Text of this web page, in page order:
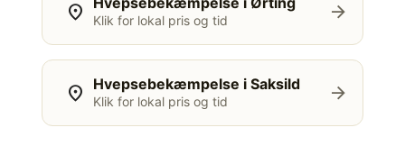
location_on Klik for lokal pris og tid arrow_forward
location_on Hvepsebekæmpelse i Saksild
Klik for lokal pris og tid arrow_forward